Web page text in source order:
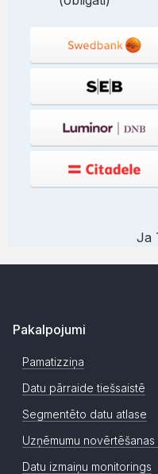
Ja
Pakalpojumi
Pamatizziņa
Datu pārraide tiešsaistē
Segmentēto datu atlase
Uzņēmumu novērtēšanas
Datu izmaiņu monitorings